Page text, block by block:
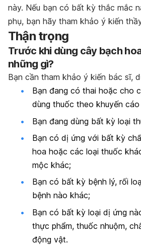
này. Nếu bạn có bất kỳ thắc mắc
phụ, bạn hãy tham khảo ý kiến
Thận trọng
Trước khi dùng cây bạch
những gì?
Bạn cần tham khảo ý kiến bác sĩ,
Bạn đang có thai hoặc cho
dùng thuốc theo khuyến
Bạn đang dùng bất kỳ loại
Bạn có dị ứng với bất kỳ
hoa hoặc các loại thuốc
mộc khác;
Bạn có bất kỳ bệnh lý, rối
bệnh nào khác;
Bạn có bất kỳ loại dị ứng
thực phẩm, thuốc nhuộm,
động vật.